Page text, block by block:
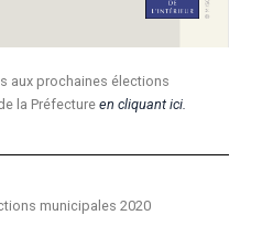
aux prochaines élections
la Préfecture en cliquant ici.
municipales 2020